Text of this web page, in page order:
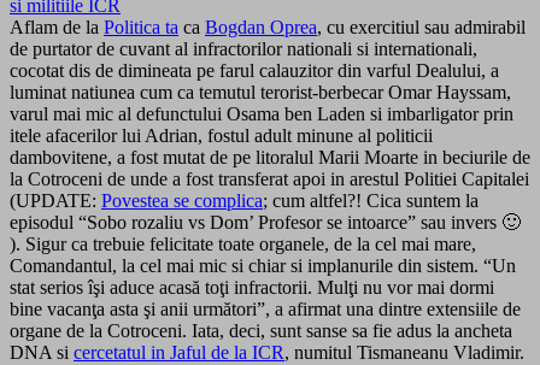
Aflam de la Politica ta ca Bogdan Oprea, cu exercitiul sau admirabil
de purtator de cuvant al infractorilor nationali si internationali,
cocotat dis de dimineata pe farul calauzitor din varful Dealului, a
luminat natiunea cum ca temutul terorist-berbecar Omar Hayssam,
varul mai mic al defunctului Osama ben Laden si imbarligator prin
itele afacerilor lui Adrian, fostul adult minune al politicii
dambovitene, a fost mutat de pe litoralul Marii Moarte in beciurile de
la Cotroceni de unde a fost transferat apoi in arestul Politiei Capitalei
(UPDATE: Povestea se complica; cum altfel?! Cica suntem la
episodul “Sobo rozaliu vs Dom’ Profesor se intoarce” sau invers 🙂
). Sigur ca trebuie felicitate toate organele, de la cel mai mare,
Comandantul, la cel mai mic si chiar si implanurile din sistem. “Un
stat serios îşi aduce acasă toţi infractorii. Mulţi nu vor mai dormi
bine vacanţa asta şi anii următori”, a afirmat una dintre extensiile de
organe de la Cotroceni. Iata, deci, sunt sanse sa fie adus la ancheta
DNA si cercetatul in Jaful de la ICR, numitul Tismaneanu Vladimir.